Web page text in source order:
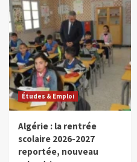
Études & Emploi
Algérie : la rentrée
scolaire 2026-2027
reportée, nouveau